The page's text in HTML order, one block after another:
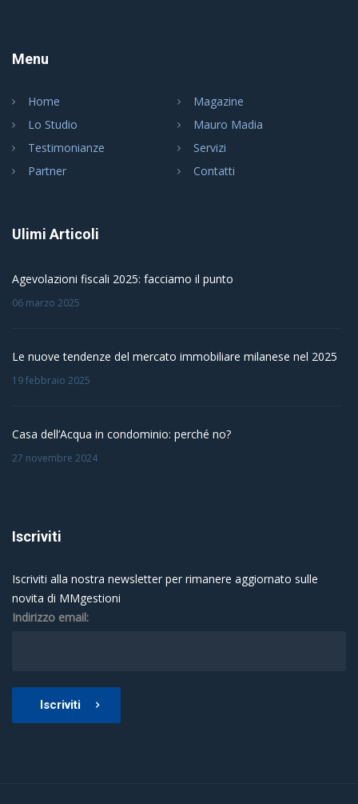
Menu
Home
Magazine
Lo Studio
Mauro Madia
Testimonianze
Servizi
Partner
Contatti
Ulimi Articoli
Agevolazioni fiscali 2025: facciamo il punto
06 marzo 2025
Le nuove tendenze del mercato immobiliare milanese nel 2025
19 febbraio 2025
Casa dell’Acqua in condominio: perché no?
27 novembre 2024
Iscriviti
Iscriviti alla nostra newsletter per rimanere aggiornato sulle
novita di MMgestioni
Indirizzo email:
Iscriviti